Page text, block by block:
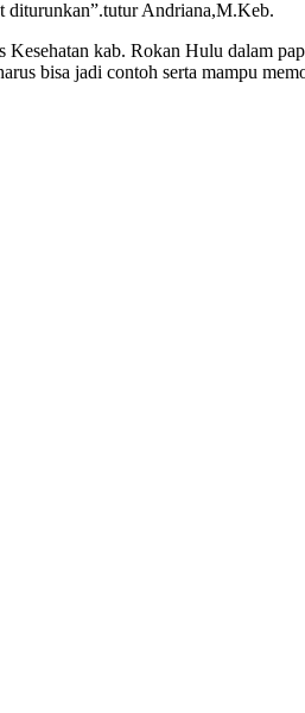
diturunkan”.tutur Andriana,M.Keb.
kab. Rokan Hulu dalam
bisa jadi contoh serta mampu